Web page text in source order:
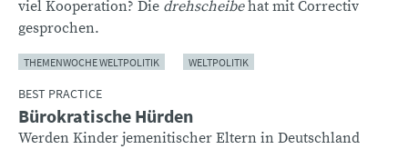
viel Kooperation? Die drehscheibehat mit Correctiv
gesprochen.
THEMENWOCHE WELTPOLITIK WELTPOLITIK
BEST PRACTICE
Bürokratische Hürden
Werden Kinder jemenitischer Eltern in Deutschland